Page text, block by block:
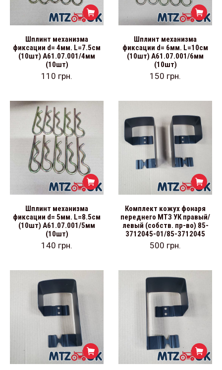
Шплинт механизма
фиксации d= 4мм. L=7.5см
(10шт) А61.07.001/4мм
(10шт)
110 грн.
Шплинт механизма
фиксации d= 6мм. L=10см
(10шт) А61.07.001/6мм
(10шт)
150 грн.
Шплинт механизма
фиксации d= 5мм. L=8.5см
(10шт) А61.07.001/5мм
(10шт)
140 грн.
Комплект кожух фонаря
переднего МТЗ УК правый/
левый (собств. пр-во) 85-
3712045-01/85-3712045
500 грн.